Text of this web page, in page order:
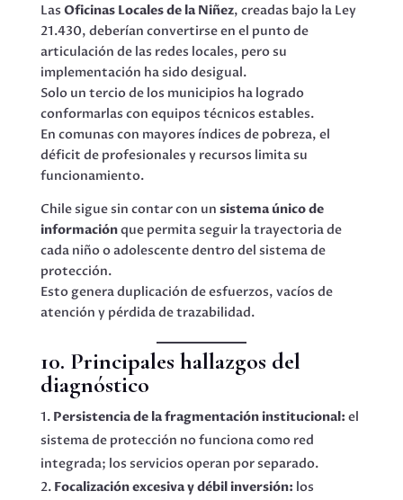
Las Oficinas Locales de la Niñez, creadas bajo la Ley
21.430, deberían convertirse en el punto de
articulación de las redes locales, pero su
implementación ha sido desigual.
Solo un tercio de los municipios ha logrado
conformarlas con equipos técnicos estables.
En comunas con mayores índices de pobreza, el
déficit de profesionales y recursos limita su
funcionamiento.
Chile sigue sin contar con un sistema único de
informaciónque permita seguir la trayectoria de
cada niño o adolescente dentro del sistema de
protección.
Esto genera duplicación de esfuerzos, vacíos de
atención y pérdida de trazabilidad.
10. Principales hallazgos del
diagnóstico
Persistencia de la fragmentación institucional: el
sistema de protección no funciona como red
integrada; los servicios operan por separado.
Focalización excesiva y débil inversión: los